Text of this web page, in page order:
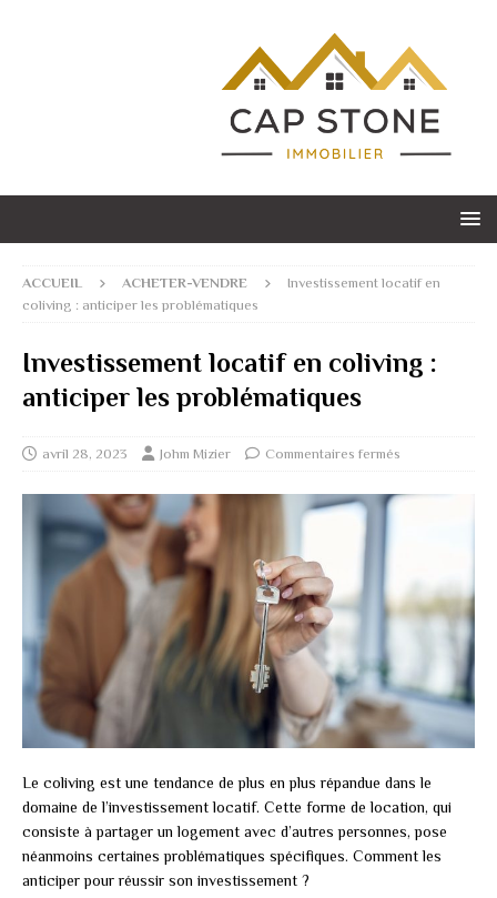
ACCUEIL ACHETER-VENDRE
Investissement locatif en
coliving : anticiper les problématiques
Investissement locatif en coliving :
anticiper les problématiques
avril 28, 2023 Johm Mizier Commentaires fermés
Le coliving est une tendance de plus en plus répandue dans le
domaine de l’investissement locatif. Cette forme de location, qui
consiste à partager un logement avec d’autres personnes, pose
néanmoins certaines problématiques spécifiques. Comment les
anticiper pour réussir son investissement ?